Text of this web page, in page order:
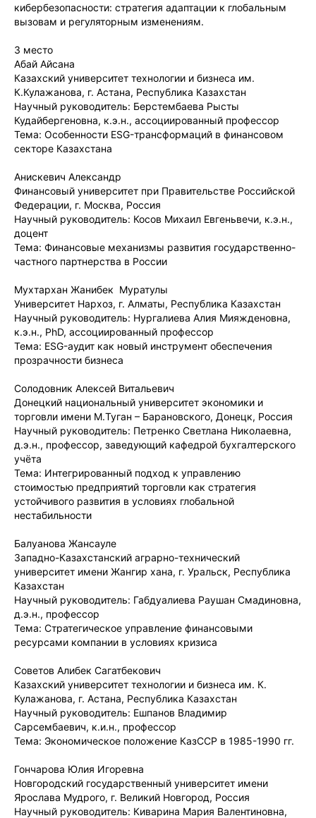
кибербезопасности: стратегия адаптации к глобальным
вызовам и регуляторным изменениям.
3 место
Абай Айсана
Казахский университет технологии и бизнеса им.
К.Кулажанова, г. Астана, Республика Казахстан
Научный руководитель: Берстембаева Рысты
Кудайбергеновна, к.э.н., ассоциированный профессор
Тема: Особенности ESG-трансформаций в финансовом
секторе Казахстана
Анискевич Александр
Финансовый университет при Правительстве Российской
Федерации, г. Москва, Россия
Научный руководитель: Косов Михаил Евгеньвечи, к.э.н.,
доцент
Тема: Финансовые механизмы развития государственно-
частного партнерства в России
Мухтархан Жанибек Муратулы
Университет Нархоз, г. Алматы, Республика Казахстан
Научный руководитель: Нургалиева Алия Мияжденовна,
к.э.н., PhD, ассоциированный профессор
Тема: ESG-аудит как новый инструмент обеспечения
прозрачности бизнеса
Солодовник Алексей Витальевич
Донецкий национальный университет экономики и
торговли имени М.Туган – Барановского, Донецк, Россия
Научный руководитель: Петренко Светлана Николаевна,
д.э.н., профессор, заведующий кафедрой бухгалтерского
учёта
Тема: Интегрированный подход к управлению
стоимостью предприятий торговли как стратегия
устойчивого развития в условиях глобальной
нестабильности
Балуанова Жансауле
Западно-Казахстанский аграрно-технический
университет имени Жангир хана, г. Уральск, Республика
Казахстан
Научный руководитель: Габдуалиева Раушан Смадиновна,
д.э.н., профессор
Тема: Стратегическое управление финансовыми
ресурсами компании в условиях кризиса
Советов Алибек Сагатбекович
Казахский университет технологии и бизнеса им. К.
Кулажанова, г. Астана, Республика Казахстан
Научный руководитель: Ешпанов Владимир
Сарсембаевич, к.и.н., профессор
Тема: Экономическое положение КазССР в 1985-1990 гг.
Гончарова Юлия Игоревна
Новгородский государственный университет имени
Ярослава Мудрого, г. Великий Новгород, Россия
Научный руководитель: Киварина Мария Валентиновна,